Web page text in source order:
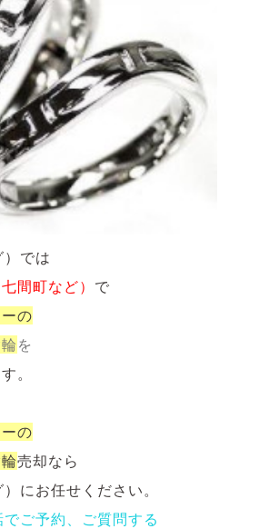
では
間町など） で
の
を
。
の
売却なら
にお任せください。
ご予約、ご質問する